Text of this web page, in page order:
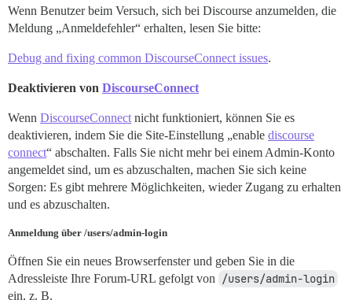
Wenn Benutzer beim Versuch, sich bei Discourse anzumelden, die
Meldung „Anmeldefehler“ erhalten, lesen Sie bitte:
Debug and fixing common DiscourseConnect issues.
Deaktivieren von DiscourseConnect
Wenn DiscourseConnect nicht funktioniert, können Sie es
deaktivieren, indem Sie die Site-Einstellung „enable discourse
connect“ abschalten. Falls Sie nicht mehr bei einem Admin-Konto
angemeldet sind, um es abzuschalten, machen Sie sich keine
Sorgen: Es gibt mehrere Möglichkeiten, wieder Zugang zu erhalten
und es abzuschalten.
Anmeldung über /users/admin-login
Öffnen Sie ein neues Browserfenster und geben Sie in die
Adressleiste Ihre Forum-URL gefolgt von
/users/admin-login
ein, z. B.